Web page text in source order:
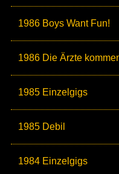
1986 Boys Want Fun!
1986 Die Ärzte
1985 Einzelgigs
1985 Debil
1984 Einzelgigs